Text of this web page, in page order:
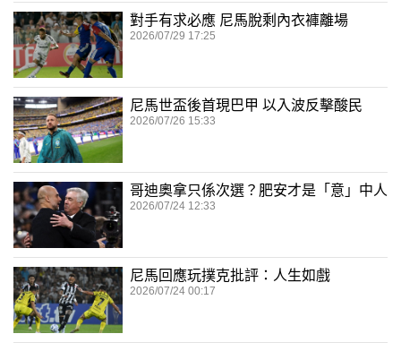
對手有求必應 尼馬脫剩內衣褲離場
2026/07/29 17:25
尼馬世盃後首現巴甲 以入波反擊酸民
2026/07/26 15:33
哥迪奧拿只係次選？肥安才是「意」中人
2026/07/24 12:33
尼馬回應玩撲克批評：人生如戲
2026/07/24 00:17